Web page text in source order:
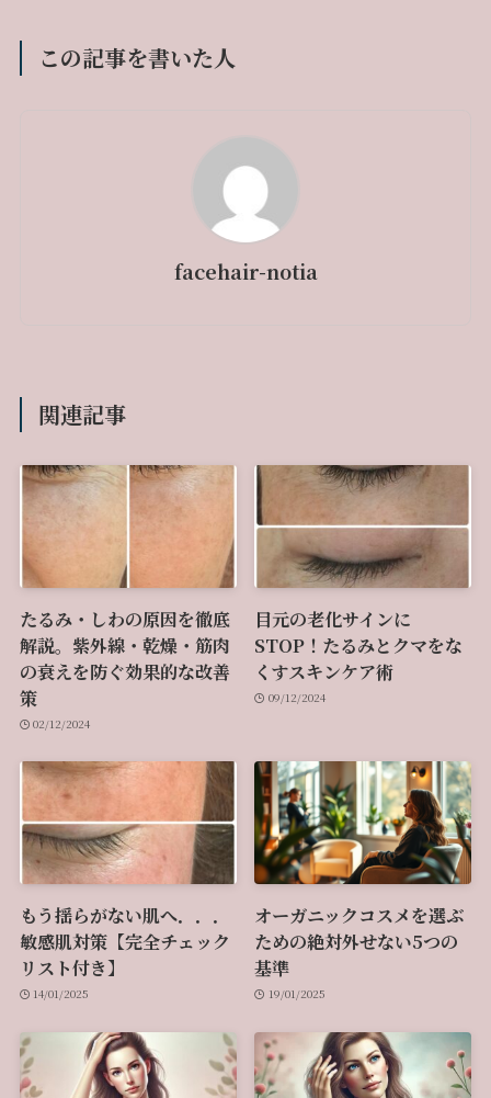
この記事を書いた人
facehair-notia
関連記事
たるみ・しわの原因を徹底
解説。紫外線・乾燥・筋肉
の衰えを防ぐ効果的な改善
策
02/12/2024
目元の老化サインに
STOP！たるみとクマをな
くすスキンケア術
09/12/2024
もう揺らがない肌へ．．．
敏感肌対策【完全チェック
リスト付き】
14/01/2025
オーガニックコスメを選ぶ
ための絶対外せない5つの
基準
19/01/2025